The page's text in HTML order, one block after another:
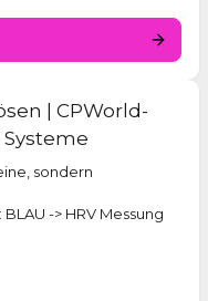
| CPWorld-
Systeme
sondern
-> HRV Messung